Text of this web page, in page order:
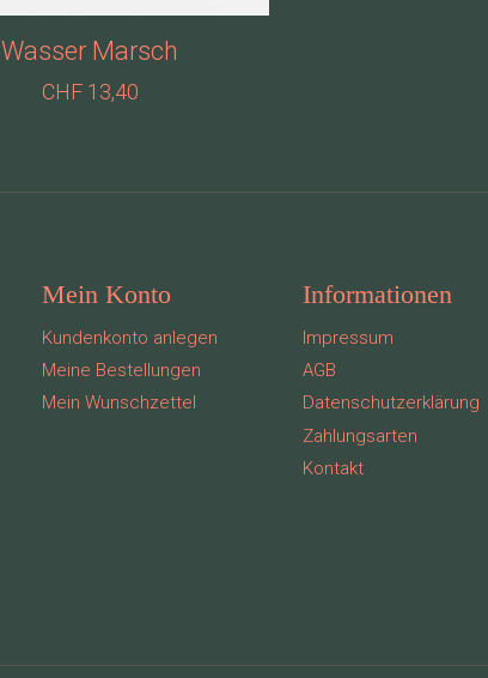
Wasser Marsch
CHF 13,40
Mein Konto
Kundenkonto anlegen
Meine Bestellungen
Mein Wunschzettel
Informationen
Impressum
AGB
Datenschutzerklärung
Zahlungsarten
Kontakt